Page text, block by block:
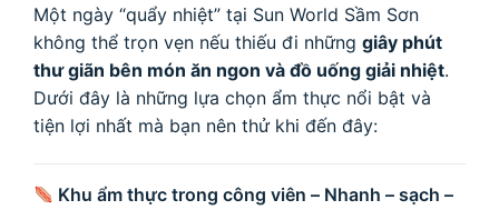
Một ngày “quẩy nhiệt” tại Sun World Sầm Sơn
không thể trọn vẹn nếu thiếu đi những giây phút
thư giãn bên món ăn ngon và đồ uống giải nhiệt.
Dưới đây là những lựa chọn ẩm thực nổi bật và
tiện lợi nhất mà bạn nên thử khi đến đây:
Khu ẩm thực trong công viên – Nhanh – sạch –